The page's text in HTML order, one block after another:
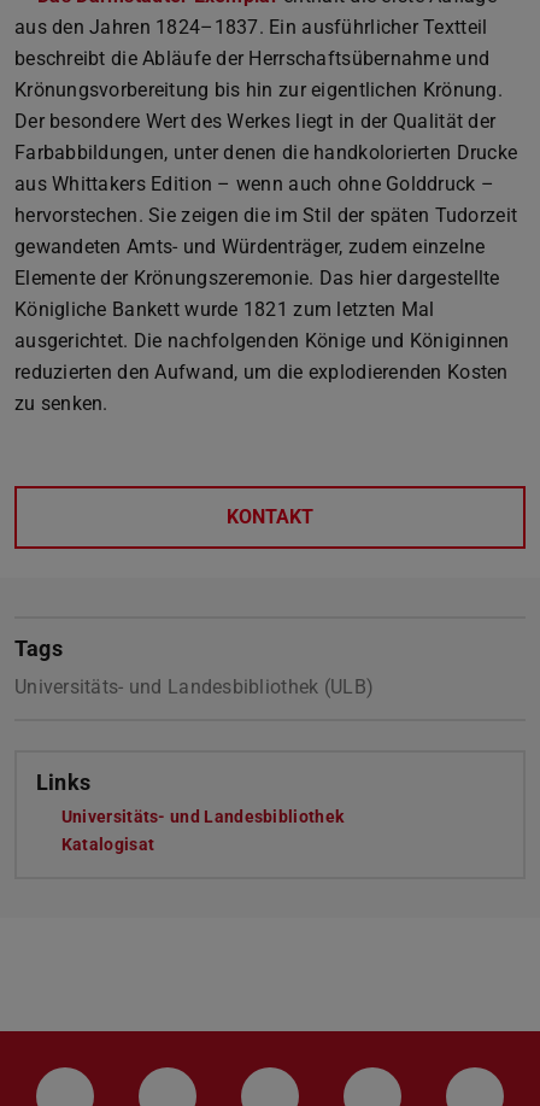
aus den Jahren 1824–1837. Ein ausführlicher Textteil
beschreibt die Abläufe der Herrschaftsübernahme und
Krönungsvorbereitung bis hin zur eigentlichen Krönung.
Der besondere Wert des Werkes liegt in der Qualität der
Farbabbildungen, unter denen die handkolorierten Drucke
aus Whittakers Edition – wenn auch ohne Golddruck –
hervorstechen. Sie zeigen die im Stil der späten Tudorzeit
gewandeten Amts- und Würdenträger, zudem einzelne
Elemente der Krönungszeremonie. Das hier dargestellte
Königliche Bankett wurde 1821 zum letzten Mal
ausgerichtet. Die nachfolgenden Könige und Königinnen
reduzierten den Aufwand, um die explodierenden Kosten
zu senken.
KONTAKT
Tags
Universitäts- und Landesbibliothek (ULB)
Links
Universitäts- und Landesbibliothek
Katalogisat